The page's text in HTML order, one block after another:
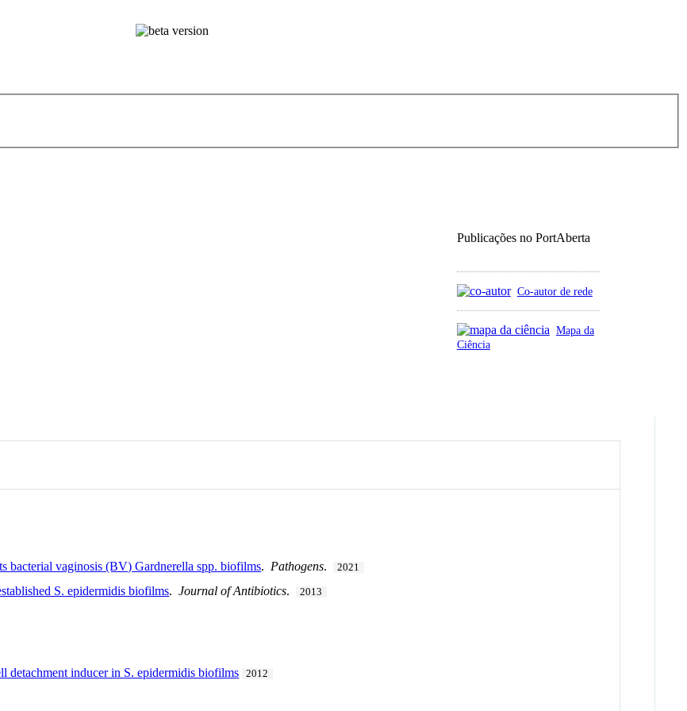
Publicações no PortAberta
Co-autor de rede
Mapa da
Ciência
bacterial vaginosis (BV) Gardnerella spp. biofilms. Pathogens. 2021
S. epidermidis biofilms.Journal of Antibiotics. 2013
detachment inducer in S. epidermidis biofilms 2012